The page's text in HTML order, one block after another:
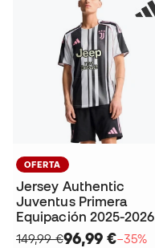
OFERTA
Jersey Authentic
Juventus Primera
Equipación 2025-2026
149,99 €96,99 €−35%